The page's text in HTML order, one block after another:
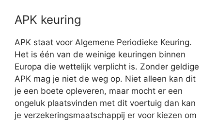
APK keuring
APK staat voor Algemene Periodieke Keuring.
Het is één van de weinige keuringen binnen
Europa die wettelijk verplicht is. Zonder geldige
APK mag je niet de weg op. Niet alleen kan dit
je een boete opleveren, maar mocht er een
ongeluk plaatsvinden met dit voertuig dan kan
je verzekeringsmaatschappij er voor kiezen om